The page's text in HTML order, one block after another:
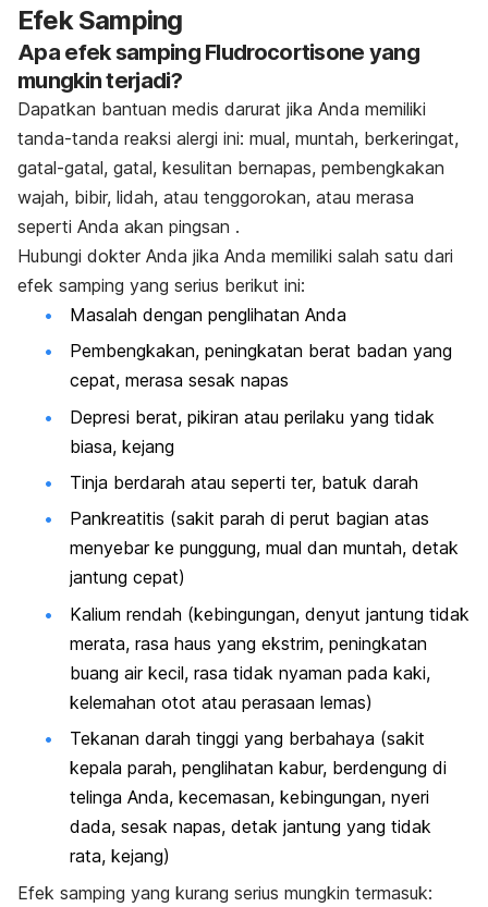
Efek Samping
Apa efek samping Fludrocortisone yang
mungkin terjadi?
Dapatkan bantuan medis darurat jika Anda memiliki
tanda-tanda reaksi alergi ini: mual, muntah, berkeringat,
gatal-gatal, gatal, kesulitan bernapas, pembengkakan
wajah, bibir, lidah, atau tenggorokan, atau merasa
seperti Anda akan pingsan .
Hubungi dokter Anda jika Anda memiliki salah satu dari
efek samping yang serius berikut ini:
Masalah dengan penglihatan Anda
Pembengkakan, peningkatan berat badan yang
cepat, merasa sesak napas
Depresi berat, pikiran atau perilaku yang tidak
biasa, kejang
Tinja berdarah atau seperti ter, batuk darah
Pankreatitis (sakit parah di perut bagian atas
menyebar ke punggung, mual dan muntah, detak
jantung cepat)
Kalium rendah (kebingungan, denyut jantung tidak
merata, rasa haus yang ekstrim, peningkatan
buang air kecil, rasa tidak nyaman pada kaki,
kelemahan otot atau perasaan lemas)
Tekanan darah tinggi yang berbahaya (sakit
kepala parah, penglihatan kabur, berdengung di
telinga Anda, kecemasan, kebingungan, nyeri
dada, sesak napas, detak jantung yang tidak
rata, kejang)
Efek samping yang kurang serius mungkin termasuk: